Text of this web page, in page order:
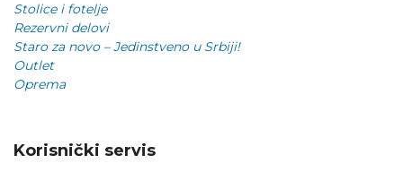
Stolice i fotelje
Rezervni delovi
Staro za novo – Jedinstveno u Srbiji!
Outlet
Oprema
Korisnički servis